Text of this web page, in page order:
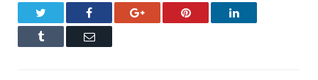
Facebook Google+ Pinterest LinkedIn
Tumblr Email